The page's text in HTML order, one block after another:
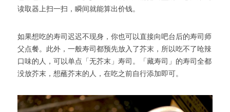
读取器上扫一扫，瞬间就能算出价钱。
如果想吃的寿司迟迟不现身，你也可以直接向吧台后的寿司师
父点餐。此外，一般寿司都预先放入了芥末，所以吃不了呛辣
口味的人，可以单点「无芥末」寿司。「藏寿司」的寿司全都
没放芥末，想蘸芥末的人，在吃之前自行添加即可。